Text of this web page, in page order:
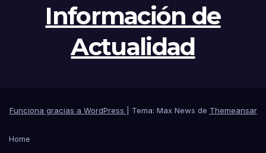
Información de
Actualidad
Funciona gracias a WordPress Tema: Max News de Themeansar
Home